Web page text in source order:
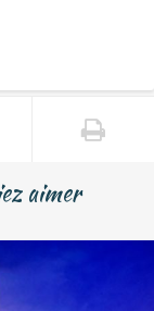
aimer